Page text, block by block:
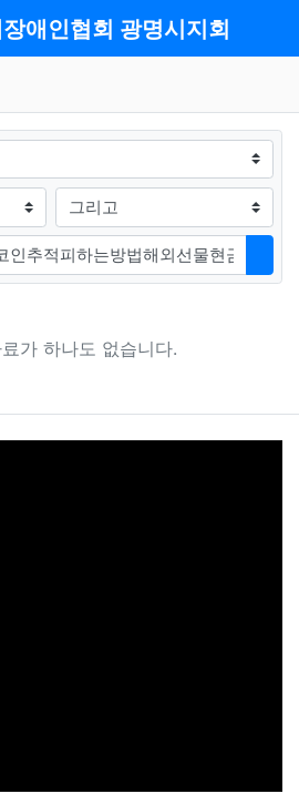
애인협회 광명시지회
검색방법
검
가 하나도 없습니다.